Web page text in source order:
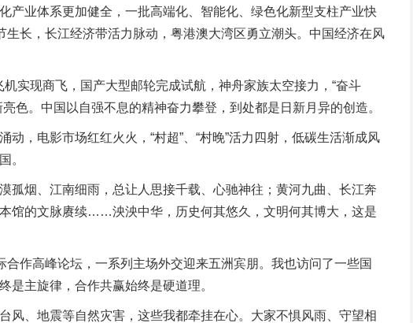
业体系更加健全，一批高端化、智能化、绿色化新型支柱产业快
长，长江经济带活力脉动，粤港澳大湾区勇立潮头。中国经济在风
现商飞，国产大型邮轮完成试航，神舟家族太空接力，“奋斗
色。中国以自强不息的精神奋力攀登，到处都是日新月异的创造。
电影市场红红火火，“村超”、“村晚”活力四射，低碳生活渐成风
。
烟、江南细雨，总让人思接千载、心驰神往；黄河九曲、长江奔
馆的文脉赓续……泱泱中华，历史何其悠久，文明何其博大，这是
作高峰论坛，一系列主场外交迎来五洲宾朋。我也访问了一些国
主旋律，合作共赢始终是硬道理。
、地震等自然灾害，这些我都牵挂在心。大家不惧风雨、守望相